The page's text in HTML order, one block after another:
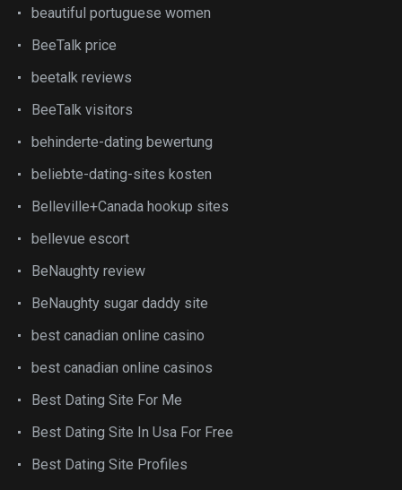
beautiful portuguese women
BeeTalk price
beetalk reviews
BeeTalk visitors
behinderte-dating bewertung
beliebte-dating-sites kosten
Belleville+Canada hookup sites
bellevue escort
BeNaughty review
BeNaughty sugar daddy site
best canadian online casino
best canadian online casinos
Best Dating Site For Me
Best Dating Site In Usa For Free
Best Dating Site Profiles